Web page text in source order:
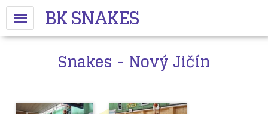
BK SNAKES
Snakes - Nový Jičín